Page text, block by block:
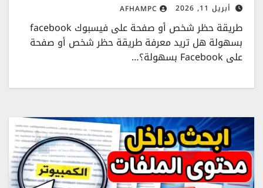
أبريل 11, 2026 AFHAMPC
طريقة حظر شخص أو صفحة على فيسبوك facebook
بسهولة هل تريد معرفة طريقة حظر شخص أو صفحة
على Facebook بسهولة؟…